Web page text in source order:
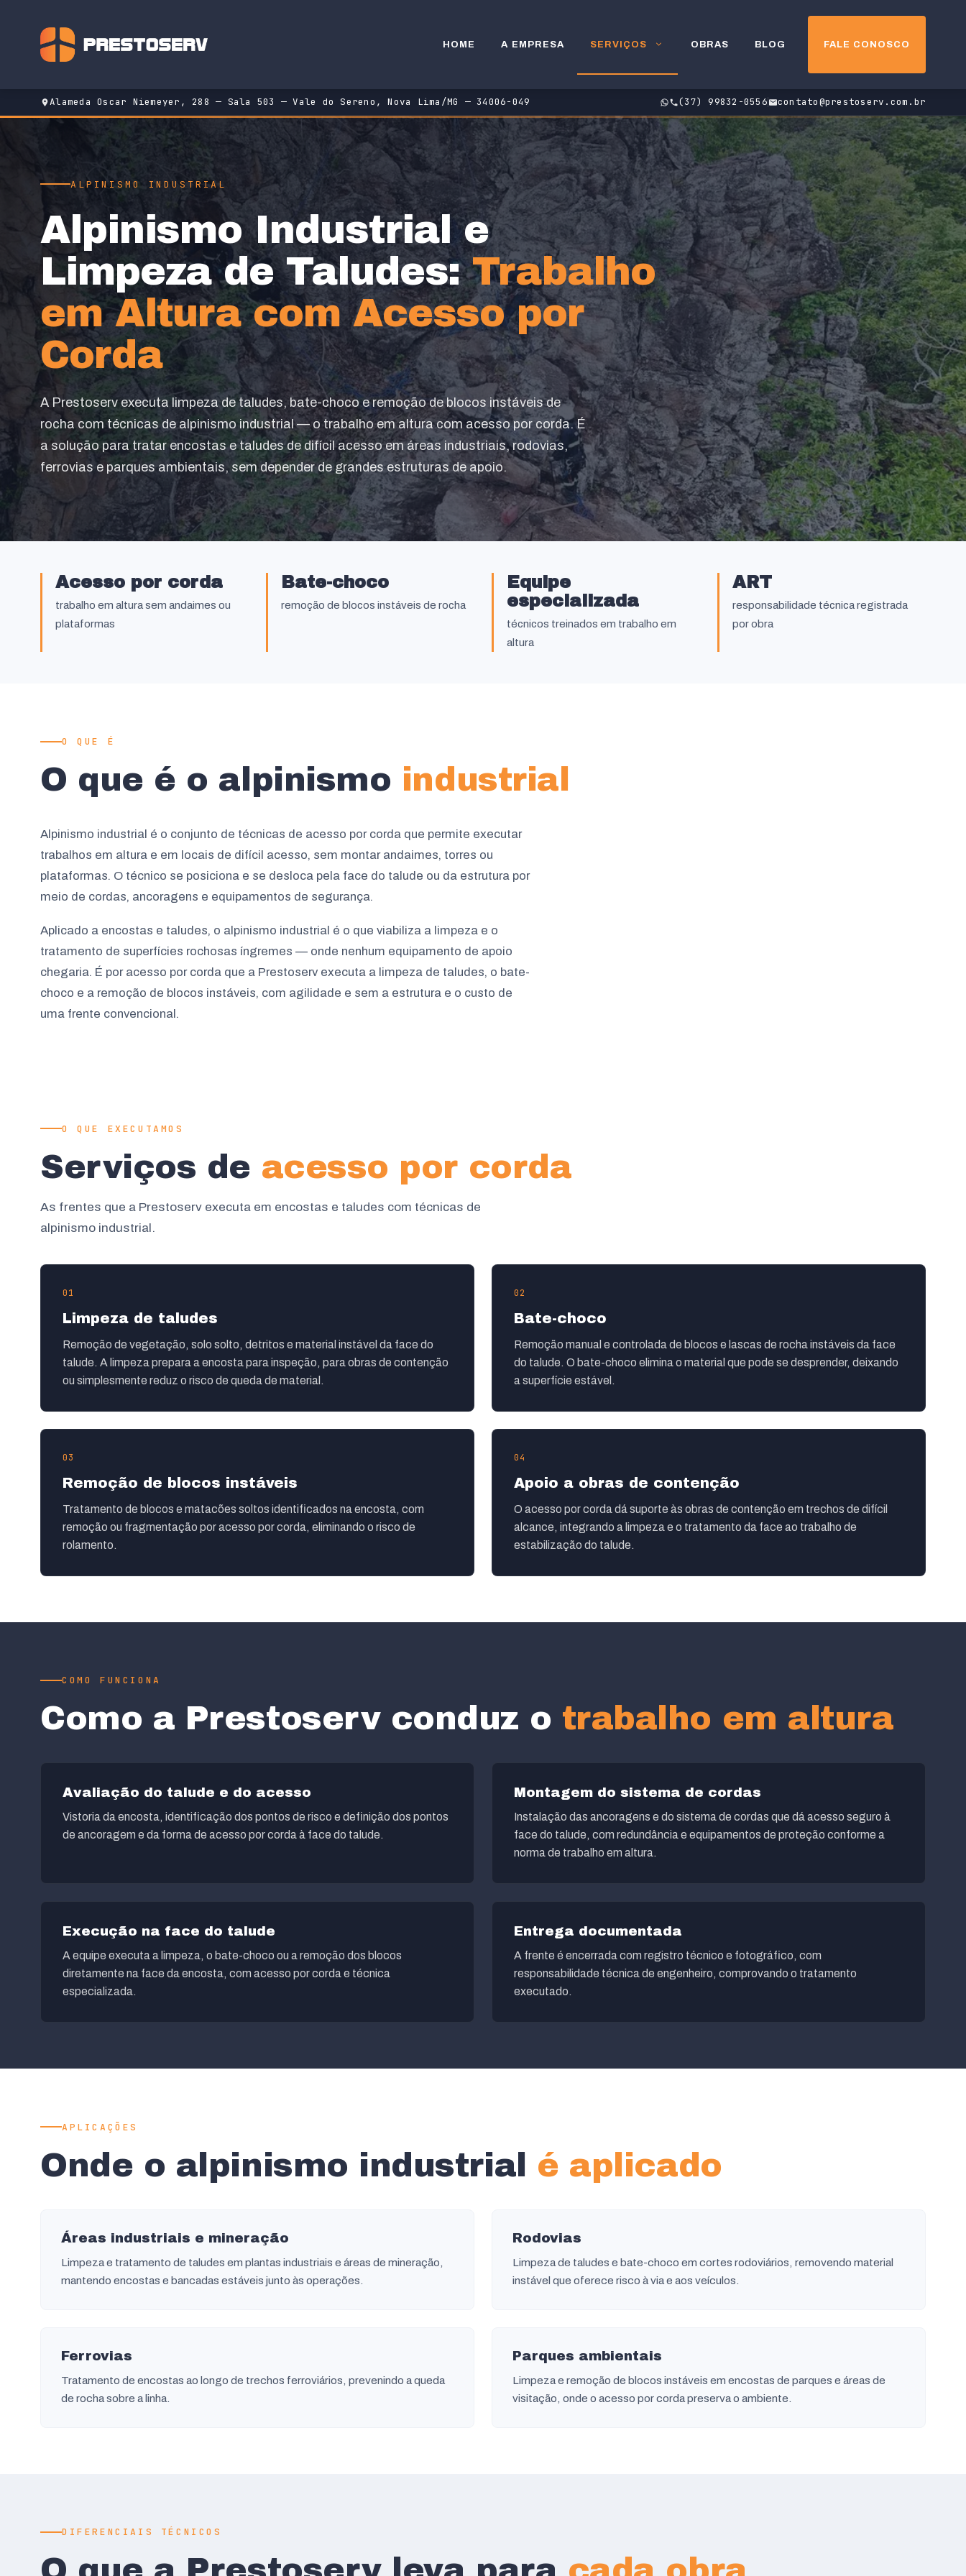
conteúdo
HOME A EMPRESA SERVIÇOS OBRAS BLOG FALE CONOSCO
Alameda Oscar Niemeyer, 288 — Sala 503 — Vale do Sereno, Nova Lima/MG — 34006-049 (37) 99832-0556 contato@prestoserv.com.br
ALPINISMO INDUSTRIAL
Alpinismo Industrial e
Limpeza de Taludes:Trabalho
em Altura com Acesso por
Corda
A Prestoserv executa limpeza de taludes, bate-choco e remoção de blocos instáveis de
rocha com técnicas de alpinismo industrial — o trabalho em altura com acesso por corda. É
a solução para tratar encostas e taludes de difícil acesso em áreas industriais, rodovias,
ferrovias e parques ambientais, sem depender de grandes estruturas de apoio.
Acesso por corda
trabalho em altura sem andaimes ou
plataformas
Bate-choco
remoção de blocos instáveis de rocha
Equipe
especializada
técnicos treinados em trabalho em
altura
ART
responsabilidade técnica registrada
por obra
O QUE É
O que é o alpinismo industrial
Alpinismo industrial é o conjunto de técnicas de acesso por corda que permite executar
trabalhos em altura e em locais de difícil acesso, sem montar andaimes, torres ou
plataformas. O técnico se posiciona e se desloca pela face do talude ou da estrutura por
meio de cordas, ancoragens e equipamentos de segurança.
Aplicado a encostas e taludes, o alpinismo industrial é o que viabiliza a limpeza e o
tratamento de superfícies rochosas íngremes — onde nenhum equipamento de apoio
chegaria. É por acesso por corda que a Prestoserv executa a limpeza de taludes, o bate-
choco e a remoção de blocos instáveis, com agilidade e sem a estrutura e o custo de
uma frente convencional.
O QUE EXECUTAMOS
Serviços de acesso por corda
As frentes que a Prestoserv executa em encostas e taludes com técnicas de
alpinismo industrial.
01
Limpeza de taludes
Remoção de vegetação, solo solto, detritos e material instável da face do
talude. A limpeza prepara a encosta para inspeção, para obras de contenção
ou simplesmente reduz o risco de queda de material.
02
Bate-choco
Remoção manual e controlada de blocos e lascas de rocha instáveis da face
do talude. O bate-choco elimina o material que pode se desprender, deixando
a superfície estável.
03
Remoção de blocos instáveis
Tratamento de blocos e matacões soltos identificados na encosta, com
remoção ou fragmentação por acesso por corda, eliminando o risco de
rolamento.
04
Apoio a obras de contenção
O acesso por corda dá suporte às obras de contenção em trechos de difícil
alcance, integrando a limpeza e o tratamento da face ao trabalho de
estabilização do talude.
COMO FUNCIONA
Como a Prestoserv conduz o trabalho em altura
Avaliação do talude e do acesso
Vistoria da encosta, identificação dos pontos de risco e definição dos pontos
de ancoragem e da forma de acesso por corda à face do talude.
Montagem do sistema de cordas
Instalação das ancoragens e do sistema de cordas que dá acesso seguro à
face do talude, com redundância e equipamentos de proteção conforme a
norma de trabalho em altura.
Execução na face do talude
A equipe executa a limpeza, o bate-choco ou a remoção dos blocos
diretamente na face da encosta, com acesso por corda e técnica
especializada.
Entrega documentada
A frente é encerrada com registro técnico e fotográfico, com
responsabilidade técnica de engenheiro, comprovando o tratamento
executado.
APLICAÇÕES
Onde o alpinismo industrial é aplicado
Áreas industriais e mineração
Limpeza e tratamento de taludes em plantas industriais e áreas de mineração,
mantendo encostas e bancadas estáveis junto às operações.
Rodovias
Limpeza de taludes e bate-choco em cortes rodoviários, removendo material
instável que oferece risco à via e aos veículos.
Ferrovias
Tratamento de encostas ao longo de trechos ferroviários, prevenindo a queda
de rocha sobre a linha.
Parques ambientais
Limpeza e remoção de blocos instáveis em encostas de parques e áreas de
visitação, onde o acesso por corda preserva o ambiente.
DIFERENCIAIS TÉCNICOS